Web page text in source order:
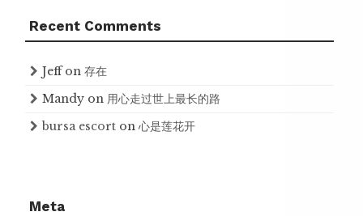
Recent Comments
Jeffon 存在
Mandy on 用心走过世上最长的路
bursa escort on 心是莲花开
Meta